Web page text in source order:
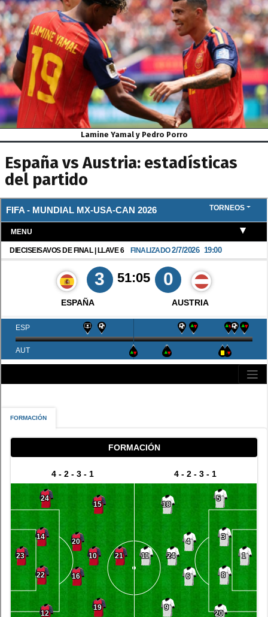
Lamine Yamal y Pedro Porro
España vs Austria: estadísticas
del partido